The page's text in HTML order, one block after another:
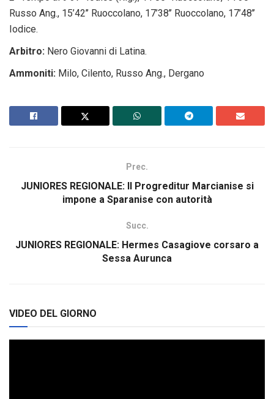
Russo Ang., 15’42’’ Ruoccolano, 17’38’’ Ruoccolano, 17’48’’
Iodice.
Arbitro: Nero Giovanni di Latina.
Ammoniti: Milo, Cilento, Russo Ang., Dergano
Prec.
JUNIORES REGIONALE: Il Progreditur Marcianise si
impone a Sparanise con autorità
Succ.
JUNIORES REGIONALE: Hermes Casagiove corsaro a
Sessa Aurunca
VIDEO DEL GIORNO